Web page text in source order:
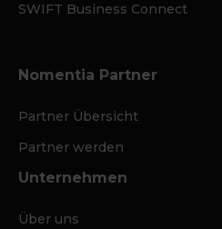
SWIFT Business Connect
Nomentia Partner
Partner Übersicht
Partner werden
Unternehmen
Über uns